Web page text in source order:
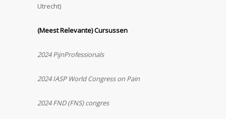
Utrecht)
(Meest Relevante) Cursussen
2024 PijnProfessionals
2024 IASP World Congress on Pain
2024 FND (FNS) congres